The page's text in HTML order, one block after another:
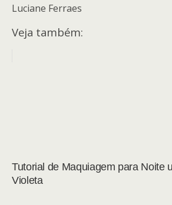
Luciane Ferraes
Veja também:
Tutorial de Maquiagem para Noite
Violeta